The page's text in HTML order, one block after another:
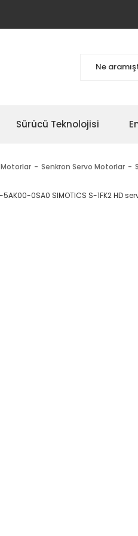
Sürücü Teknolojisi
Motorlar Senkron Servo Motorlar